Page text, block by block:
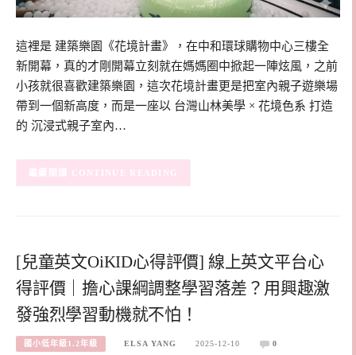
這裡是 建築樂園《花境計畫》，在中和環球購物中心三樓全
新開幕，真的才剛開幕立刻就在媽媽圈中掀起一陣炫風，之前
小孩就很喜歡建築樂園，這次花境計畫更是把室內親子遊樂場
帶到一個新高度，而是一座以 台灣山林美學 × 花境色系 打造
的 沉浸式親子室內…
CONTINUE READING
[兒童英文OiKID心得評價] 線上英文平台心
得評價｜擔心課綱調整學習落差？用興趣激
發強烈學習動機就不怕！
國小低年級1.2年級 ELSA YANG 2025-12-10 0